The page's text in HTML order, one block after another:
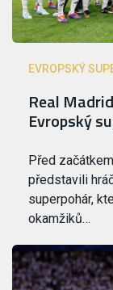
EVROPSKÝ
Real
Evropský
Před
představili
superpohár,
okamžiků…